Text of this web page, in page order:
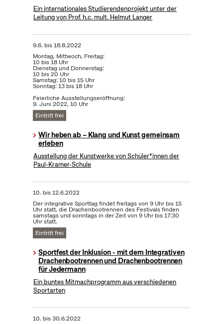
Ein internationales Studierendenprojekt unter der
Leitung von Prof. h.c. mult. Helmut Langer
9.6. bis18.8.2022
Montag, Mittwoch, Freitag:
10 bis 18 Uhr
Dienstag und Donnerstag:
10 bis 20 Uhr
Samstag: 10 bis 15 Uhr
Sonntag: 13 bis 18 Uhr
Feierliche Ausstellungseröffnung:
9. Juni 2022, 10 Uhr
Eintritt frei
Wir heben ab – Klang und Kunst gemeinsam
erleben
Ausstellung der Kunstwerke von Schüler*innen der
Paul-Kramer-Schule
10. bis12.6.2022
Der integrative Sporttag findet freitags von 9 Uhr bis 15
Uhr statt, die Drachenbootrennen des Festivals finden
samstags und sonntags in der Zeit von 9 Uhr bis 17:30
Uhr statt.
Eintritt frei
Sportfest der Inklusion - mit dem Integrativen
Drachenbootrennen und Drachenbootrennen
für Jedermann
Ein buntes Mitmachprogramm aus verschiedenen
Sportarten
10. bis30.6.2022